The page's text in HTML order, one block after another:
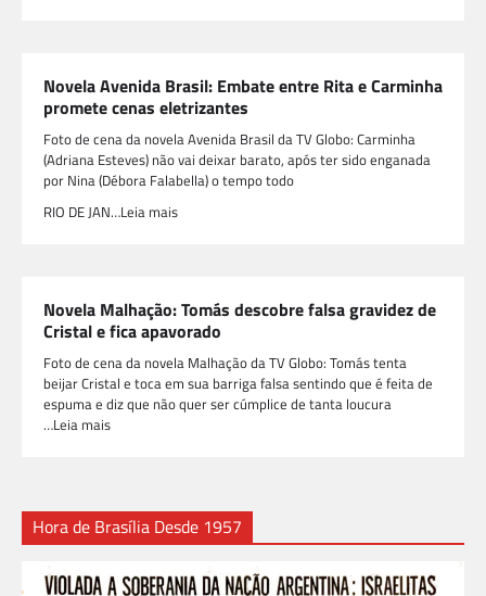
Novela Avenida Brasil: Embate entre Rita e Carminha
promete cenas eletrizantes
Foto de cena da novela Avenida Brasil da TV Globo: Carminha
(Adriana Esteves) não vai deixar barato, após ter sido enganada
por Nina (Débora Falabella) o tempo todo
RIO DE JAN…Leia mais
Novela Malhação: Tomás descobre falsa gravidez de
Cristal e fica apavorado
Foto de cena da novela Malhação da TV Globo: Tomás tenta
beijar Cristal e toca em sua barriga falsa sentindo que é feita de
espuma e diz que não quer ser cúmplice de tanta loucura
…Leia mais
Hora de Brasília Desde 1957